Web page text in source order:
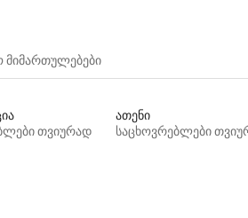
თვიურად
ათენი
საცხოვრებლები